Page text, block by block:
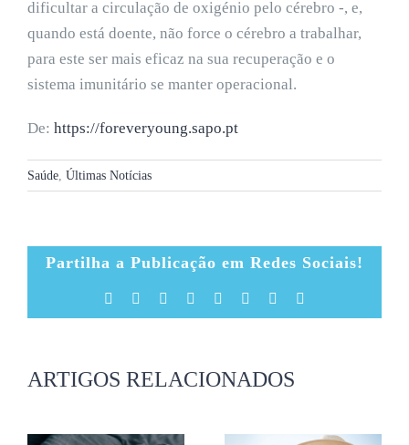
dificultar a circulação de oxigénio pelo cérebro -, e,
quando está doente, não force o cérebro a trabalhar,
para este ser mais eficaz na sua recuperação e o
sistema imunitário se manter operacional.
De: https://foreveryoung.sapo.pt
Saúde Últimas Notícias
Partilha a Publicação em Redes Sociais!
Facebook Reddit LinkedIn
TumblrPinterest
ARTIGOS RELACIONADOS